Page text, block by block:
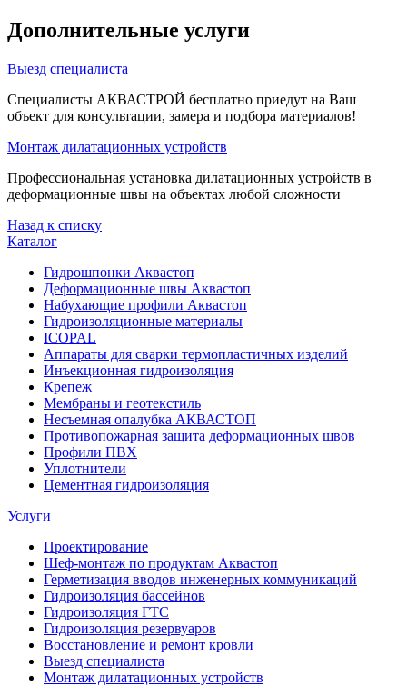
Дополнительные услуги
Выезд специалиста
Специалисты АКВАСТРОЙ бесплатно приедут на Ваш
объект для консультации, замера и подбора материалов!
Монтаж дилатационных устройств
Профессиональная установка дилатационных устройств в
деформационные швы на объектах любой сложности
Назад к списку
Каталог
Гидрошпонки Аквастоп
Деформационные швы Аквастоп
Набухающие профили Аквастоп
Гидроизоляционные материалы
ICOPAL
Аппараты для сварки термопластичных изделий
Инъекционная гидроизоляция
Крепеж
Мембраны и геотекстиль
Несъемная опалубка АКВАСТОП
Противопожарная защита деформационных швов
Профили ПВХ
Уплотнители
Цементная гидроизоляция
Услуги
Проектирование
Шеф-монтаж по продуктам Аквастоп
Герметизация вводов инженерных коммуникаций
Гидроизоляция бассейнов
Гидроизоляция ГТС
Гидроизоляция резервуаров
Восстановление и ремонт кровли
Выезд специалиста
Монтаж дилатационных устройств